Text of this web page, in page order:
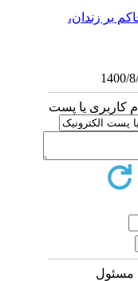
بر زندان،
کاربری یا پست